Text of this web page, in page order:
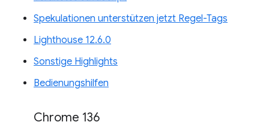
Spekulationen unterstützen jetzt Regel-Tags
Lighthouse 12.6.0
Sonstige Highlights
Bedienungshilfen
Chrome 136